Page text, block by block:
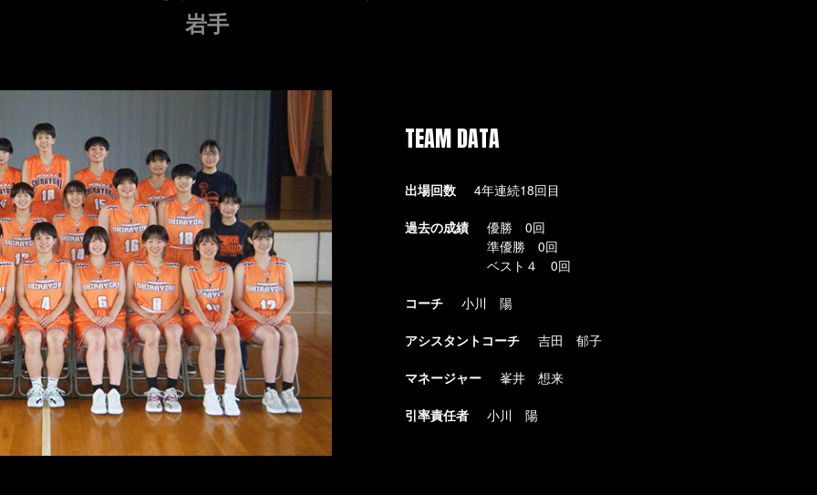
岩手
TEAM DATA
出場回数 4年連続18回目
過去の成績
優勝 0回
準優勝 0回
ベスト４ 0回
コーチ 小川 陽
アシスタントコーチ 吉田 郁子
マネージャー 峯井 想来
引率責任者 小川 陽